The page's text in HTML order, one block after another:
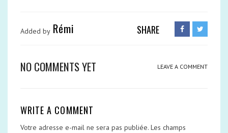
Added by Rémi SHARE
NO COMMENTS YET LEAVE A COMMENT
WRITE A COMMENT
Votre adresse e-mail ne sera pas publiée. Les champs